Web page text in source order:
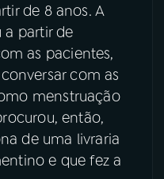
de 8 anos. A
a partir de
as pacientes,
com as
menstruação
então,
de uma livraria
e que fez a